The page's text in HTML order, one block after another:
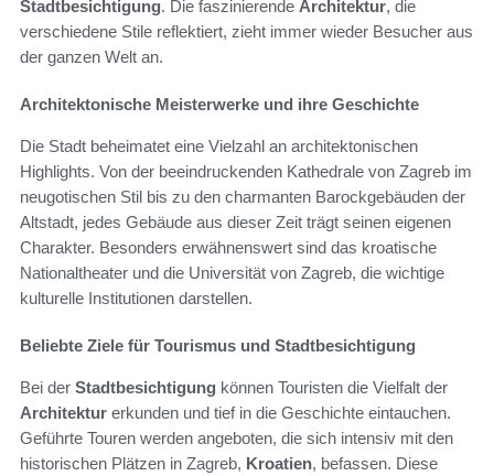
Stadtbesichtigung. Die faszinierende Architektur, die
verschiedene Stile reflektiert, zieht immer wieder Besucher aus
der ganzen Welt an.
Architektonische Meisterwerke und ihre Geschichte
Die Stadt beheimatet eine Vielzahl an architektonischen
Highlights. Von der beeindruckenden Kathedrale von Zagreb im
neugotischen Stil bis zu den charmanten Barockgebäuden der
Altstadt, jedes Gebäude aus dieser Zeit trägt seinen eigenen
Charakter. Besonders erwähnenswert sind das kroatische
Nationaltheater und die Universität von Zagreb, die wichtige
kulturelle Institutionen darstellen.
Beliebte Ziele für Tourismus und Stadtbesichtigung
Bei der Stadtbesichtigung können Touristen die Vielfalt der
Architektur erkunden und tief in die Geschichte eintauchen.
Geführte Touren werden angeboten, die sich intensiv mit den
historischen Plätzen in Zagreb, Kroatien, befassen. Diese